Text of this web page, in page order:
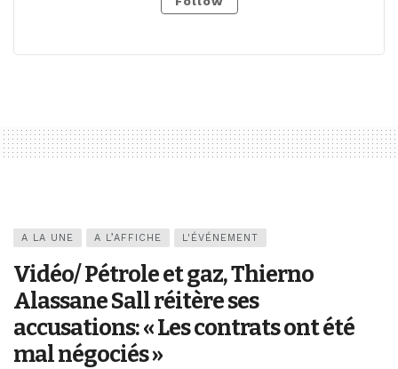
A LA UNE A L’AFFICHE L'ÉVÉNEMENT
Vidéo/ Pétrole et gaz, Thierno
Alassane Sall réitère ses
accusations: « Les contrats ont été
mal négociés »